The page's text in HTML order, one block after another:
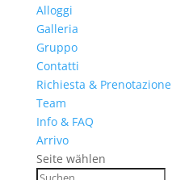
Alloggi
Galleria
Gruppo
Contatti
Richiesta & Prenotazione
Team
Info & FAQ
Arrivo
Seite wählen